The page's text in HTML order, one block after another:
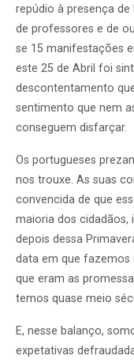
repúdio à presença
de professores e de
se 15 manifestações
este 25 de Abril foi
descontentamento
sentimento que nem
conseguem disfarçar.
Os portugueses
nos trouxe. As suas
convencida de que
maioria dos cidadãos,
depois dessa
data em que fazemos
que eram as
temos quase meio
E, nesse balanço,
expetativas